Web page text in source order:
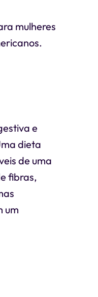
mulheres
e
dieta
de uma
fibras,
um